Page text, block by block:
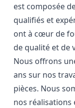
est composée
qualifiés et
ont à cœur de
de qualité et de
Nous offrons
ans sur nos
pièces. Nous
nos réalisations